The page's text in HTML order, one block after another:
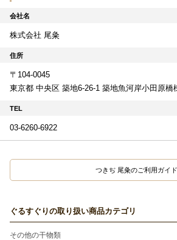
会社名
株式会社 尾粂
住所
〒104-0045
東京都 中央区 築地6-26-1 築地魚河岸小田原橋
TEL
03-6260-6922
つきぢ 尾粂のご利用ガイド
ぐるすぐりの取り扱い商品カテゴリ
その他の干物類